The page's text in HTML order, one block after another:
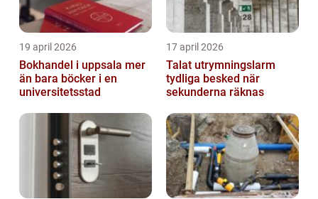
19 april 2026
Bokhandel i uppsala mer
än bara böcker i en
universitetsstad
17 april 2026
Talat utrymningslarm
tydliga besked när
sekunderna räknas